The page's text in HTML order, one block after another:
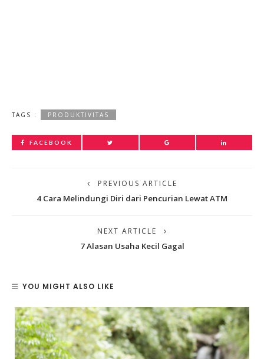
TAGS : PRODUKTIVITAS
FACEBOOK
PREVIOUS ARTICLE
4 Cara Melindungi Diri dari Pencurian Lewat ATM
NEXT ARTICLE
7 Alasan Usaha Kecil Gagal
YOU MIGHT ALSO LIKE